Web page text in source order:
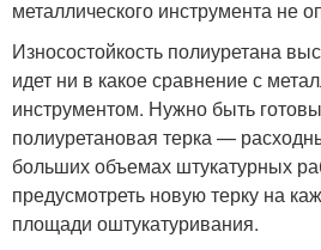
металлического инструмента не
Износостойкость полиуретана
идет ни в какое сравнение с
инструментом. Нужно быть
полиуретановая терка —
больших объемах штукатурных
предусмотреть новую терку на
площади оштукатуривания.